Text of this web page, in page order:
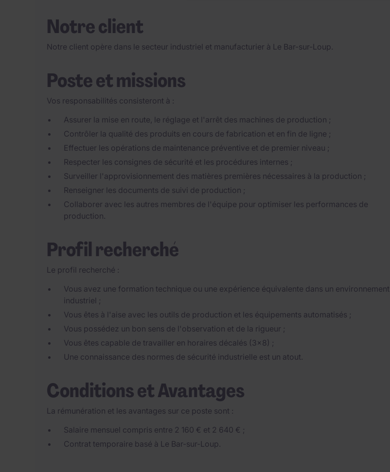
Notre client
Notre client opère dans le secteur industriel et manufacturier à Le Bar-sur-Loup.
Poste et missions
Vos responsabilités consisteront à :
Assurer la mise en route, le réglage et l'arrêt des machines de production ;
Contrôler la qualité des produits en cours de fabrication et en fin de ligne ;
Effectuer les opérations de maintenance préventive et de premier niveau ;
Respecter les consignes de sécurité et les procédures internes ;
Surveiller l'approvisionnement des matières premières nécessaires à la production ;
Renseigner les documents de suivi de production ;
Collaborer avec les autres membres de l'équipe pour optimiser les performances de
production.
Profil recherché
Le profil recherché :
Vous avez une formation technique ou une expérience équivalente dans un environnement
industriel ;
Vous êtes à l'aise avec les outils de production et les équipements automatisés ;
Vous possédez un bon sens de l'observation et de la rigueur ;
Vous êtes capable de travailler en horaires décalés (3x8) ;
Une connaissance des normes de sécurité industrielle est un atout.
Conditions et Avantages
La rémunération et les avantages sur ce poste sont :
Salaire mensuel compris entre 2 160 € et 2 640 € ;
Contrat temporaire basé à Le Bar-sur-Loup.